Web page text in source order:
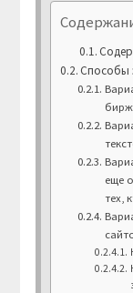
Способы
еще
тех,